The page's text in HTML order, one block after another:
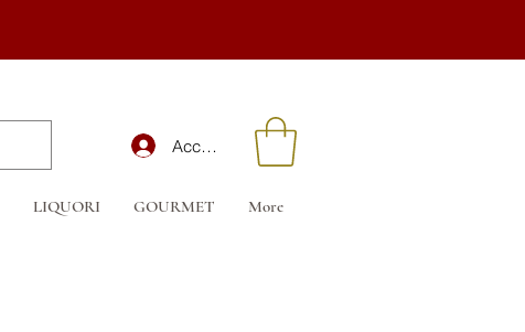
Accedi
LIQUORI GOURMET More